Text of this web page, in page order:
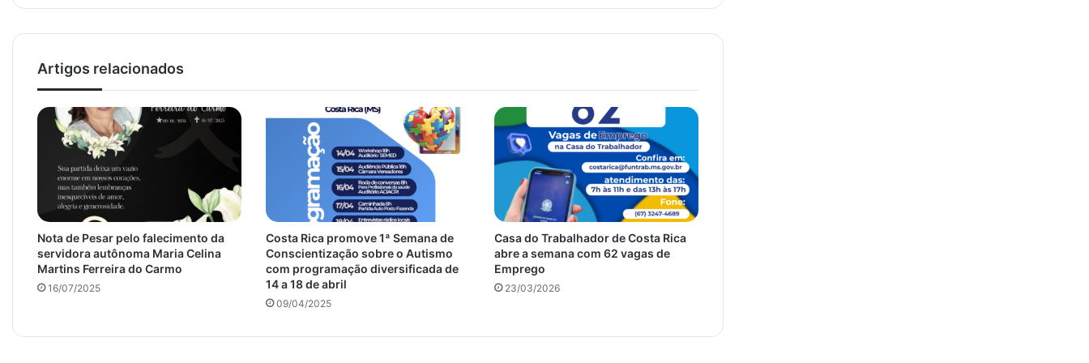
Artigos relacionados
Nota de Pesar pelo falecimento da
servidora autônoma Maria Celina
Martins Ferreira do Carmo
16/07/2025
Costa Rica promove 1ª Semana de
Conscientização sobre o Autismo
com programação diversificada de
14 a 18 de abril
09/04/2025
Casa do Trabalhador de Costa Rica
abre a semana com 62 vagas de
Emprego
23/03/2026